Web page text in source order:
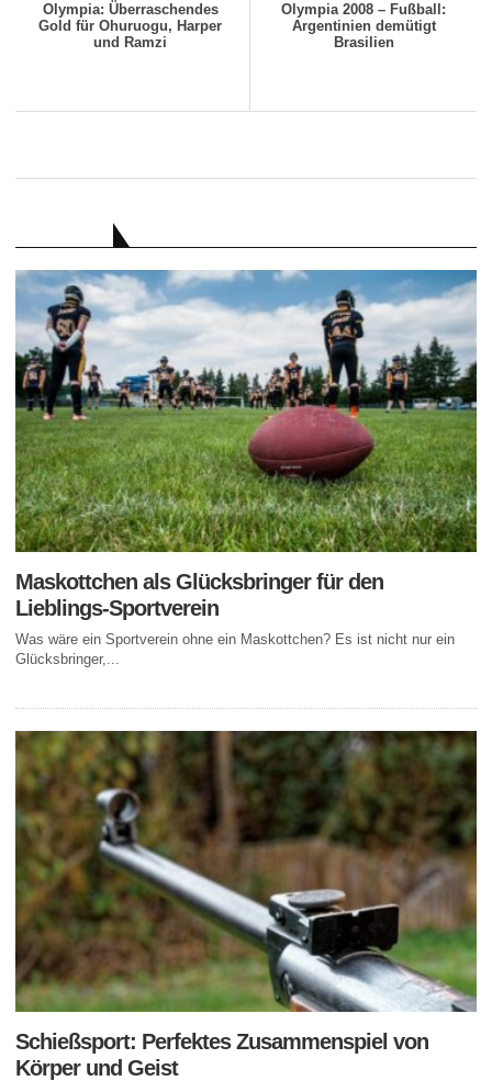
Olympia: Überraschendes
Gold für Ohuruogu, Harper
und Ramzi
Olympia 2008 – Fußball:
Argentinien demütigt
Brasilien
Maskottchen als Glücksbringer für den
Lieblings-Sportverein
Was wäre ein Sportverein ohne ein Maskottchen? Es ist nicht nur ein
Glücksbringer,...
Schießsport: Perfektes Zusammenspiel von
Körper und Geist